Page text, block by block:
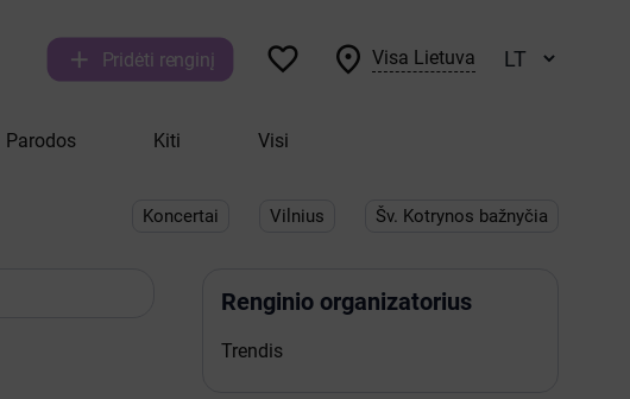
 Pridėti renginį   Visa Lietuva
Parodos Kiti Visi
Koncertai Vilnius Šv. Kotrynos bažnyčia
Renginio organizatorius
Trendis